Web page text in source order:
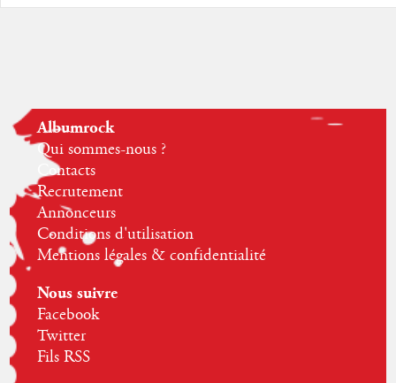
Albumrock
Qui sommes-nous ?
Contacts
Recrutement
Annonceurs
Conditions d'utilisation
Mentions légales & confidentialité
Nous suivre
Facebook
Twitter
Fils RSS